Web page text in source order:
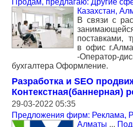
Казахстан,
В связи с
поставками,
в офис
-Оператор-
бухгалтера Оформление.
Разработка и SEO
Контекстная(баннерная)
29-03-2022 05:35
Предложения фирм: Реклама,
Алматы ...